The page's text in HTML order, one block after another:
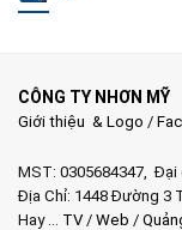
CÔNG TY NHƠN MỸ
Giới thiệu & Logo /
MST: 0305684347, Đại
Địa Chỉ: 1448 Đường 3
Hay …
TV/ Web /